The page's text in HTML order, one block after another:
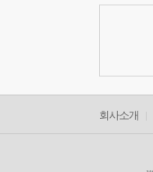
회사소개